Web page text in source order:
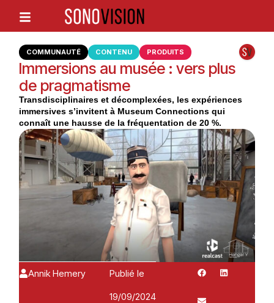
COMMUNAUTÉ CONTENU PRODUITS
Immersions au musée : vers plus
de pragmatisme
Transdisciplinaires et décomplexées, les expériences
immersives s’invitent à Museum Connections qui
connaît une hausse de la fréquentation de 20 %.
Annik Hemery
Publié le
19/09/2024